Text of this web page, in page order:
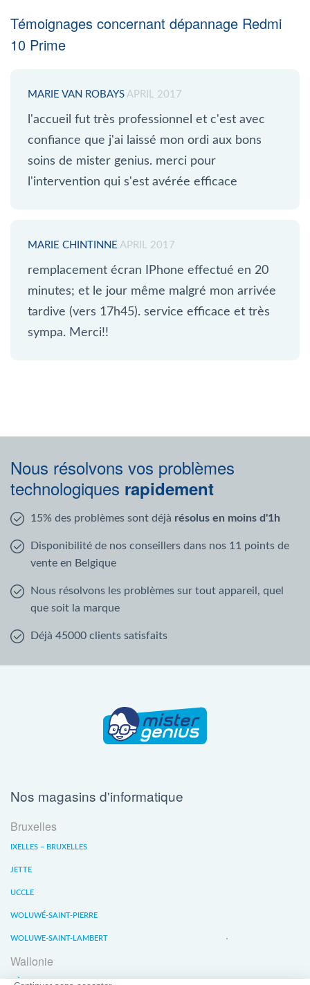
Témoignages concernant dépannage Redmi
10 Prime
MARIE VAN ROBAYS APRIL 2017
l'accueil fut très professionnel et c'est avec
confiance que j'ai laissé mon ordi aux bons
soins de mister genius. merci pour
l'intervention qui s'est avérée efficace
MARIE CHINTINNE APRIL 2017
remplacement écran IPhone effectué en 20
minutes; et le jour même malgré mon arrivée
tardive (vers 17h45). service efficace et très
sympa. Merci!!
Nous résolvons vos problèmes
technologiques rapidement
15% des problèmes sont déjà résolus en moins d'1h
Disponibilité de nos conseillers dans nos 11 points de
vente en Belgique
Nous résolvons les problèmes sur tout appareil, quel
que soit la marque
Déjà 45000 clients satisfaits
Nos magasins d'informatique
Bruxelles
IXELLES – BRUXELLES
JETTE
UCCLE
WOLUWÉ-SAINT-PIERRE
WOLUWE-SAINT-LAMBERT
Wallonie
LIÈGE